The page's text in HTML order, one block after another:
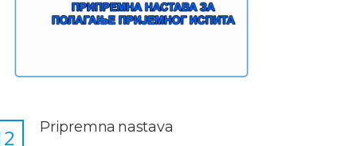
Pripremna nastava